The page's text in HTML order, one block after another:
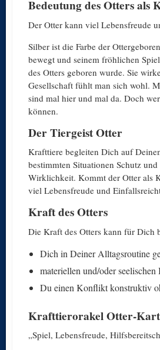
Bedeutung des Otters als
Der Otter kann viel Lebensfreude
Silber ist die Farbe der
bewegt und seinem fröhlichen
des Otters geboren wurde. Sie
Gesellschaft fühlt man sich wohl.
sind mal hier und mal da. Doch
können.
Der Tiergeist Otter
Krafttiere begleiten Dich auf
bestimmten Situationen Schutz
Wirklichkeit. Kommt der Otter als
viel Lebensfreude und
Kraft des Otters
Die Kraft des Otters kann für Dich
Dich in Deiner Alltagsroutine
materiellen und/oder
Du einen Konflikt konstruktiv
Krafttierorakel Otter-
„Spiel, Lebensfreude,